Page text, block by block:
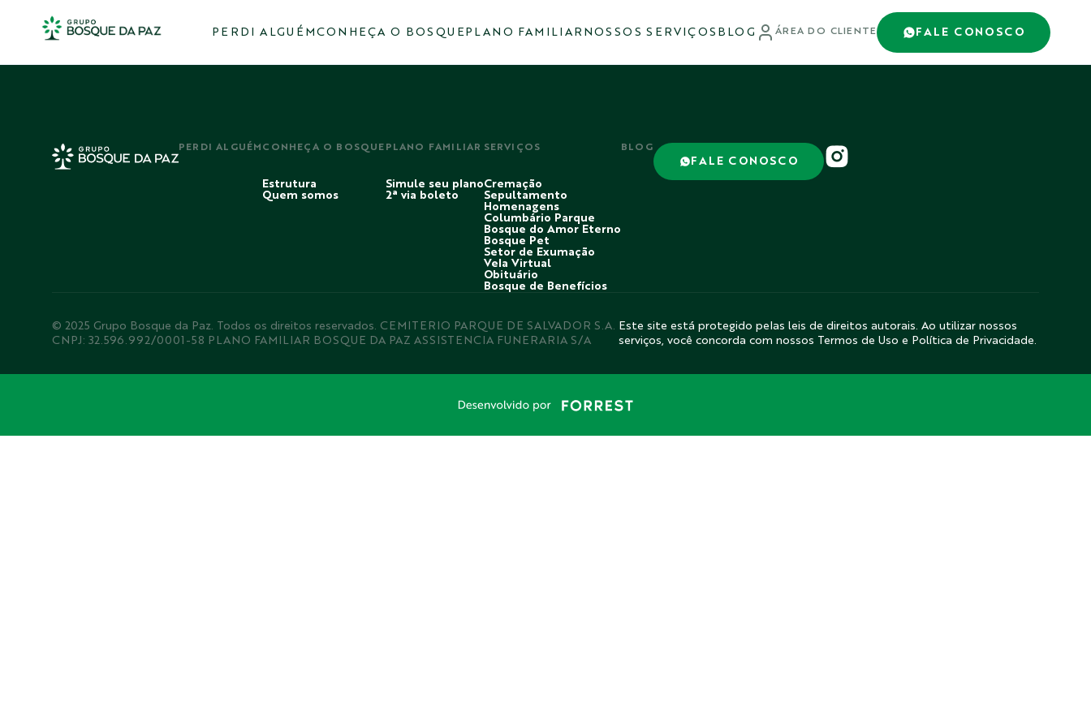
PERDI ALGUÉM CONHEÇA O BOSQUE PLANO FAMILIAR NOSSOS SERVIÇOS BLOG ÁREA DO CLIENTE FALE CONOSCO
PERDI ALGUÉM CONHEÇA O BOSQUE
Estrutura
Quem somos
PLANO FAMILIAR
Simule seu plano
2ª via boleto
SERVIÇOS
Cremação
Sepultamento
Homenagens
Columbário Parque
Bosque do Amor Eterno
Bosque Pet
Setor de Exumação
Vela Virtual
Obituário
Bosque de Benefícios
BLOG
FALE CONOSCO
© 2025 Grupo Bosque da Paz. Todos os direitos reservados. CEMITERIO PARQUE DE SALVADOR S.A.
CNPJ: 32.596.992/0001-58 PLANO FAMILIAR BOSQUE DA PAZ ASSISTENCIA FUNERARIA S/A
Este site está protegido pelas leis de direitos autorais. Ao utilizar nossos
serviços, você concorda com nossos Termos de Uso e Política de Privacidade.